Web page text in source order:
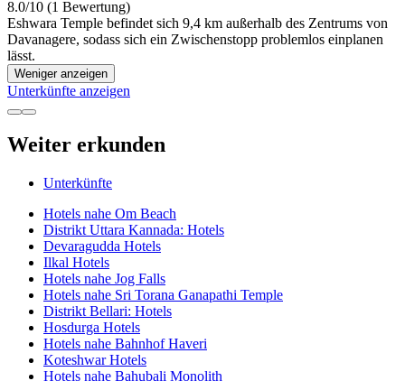
8.0/10 (1 Bewertung)
Eshwara Temple befindet sich 9,4 km außerhalb des Zentrums von
Davanagere, sodass sich ein Zwischenstopp problemlos einplanen
lässt.
Weniger anzeigen
Unterkünfte anzeigen
Weiter erkunden
Unterkünfte
Hotels nahe Om Beach
Distrikt Uttara Kannada: Hotels
Devaragudda Hotels
Ilkal Hotels
Hotels nahe Jog Falls
Hotels nahe Sri Torana Ganapathi Temple
Distrikt Bellari: Hotels
Hosdurga Hotels
Hotels nahe Bahnhof Haveri
Koteshwar Hotels
Hotels nahe Bahubali Monolith